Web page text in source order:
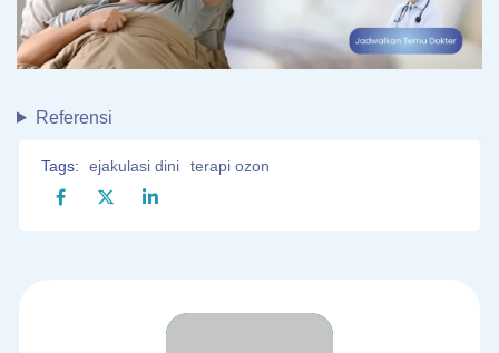
Referensi
Tags: ejakulasi dini terapi ozon